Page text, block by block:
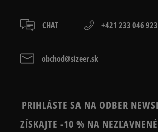
JARNÉ OBLEČENIE
CHAT +421 233 046 923
obchod@sizeer.sk
PRIHLÁSTE SA NA ODBER
ZÍSKAJTE -10 % NA